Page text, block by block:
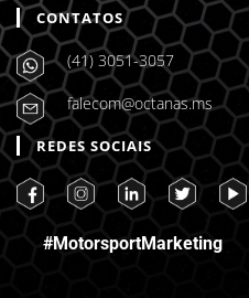
CONTATOS
(41) 3051-3057
falecom@octanas.ms
REDES SOCIAIS
#MotorsportMarketing